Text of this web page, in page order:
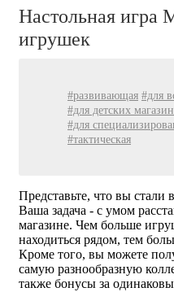
Настольная игра
игрушек
#развивающая #для
#для детских
#для
#тактическая
Представьте, что вы стали
Ваша задача - с умом
магазине. Чем больше
находиться рядом, тем
Кроме того, вы можете
самую разнообразную
также бонусы за